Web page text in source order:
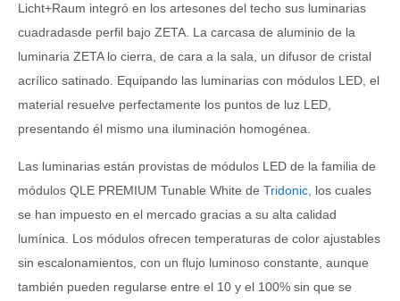
Licht+Raum integró en los artesones del techo sus luminarias
cuadradasde perfil bajo ZETA. La carcasa de aluminio de la
luminaria ZETA lo cierra, de cara a la sala, un difusor de cristal
acrílico satinado. Equipando las luminarias con módulos LED, el
material resuelve perfectamente los puntos de luz LED,
presentando él mismo una iluminación homogénea.
Las luminarias están provistas de módulos LED de la familia de
módulos QLE PREMIUM Tunable White de Tridonic , los cuales
se han impuesto en el mercado gracias a su alta calidad
lumínica. Los módulos ofrecen temperaturas de color ajustables
sin escalonamientos, con un flujo luminoso constante, aunque
también pueden regularse entre el 10 y el 100% sin que se